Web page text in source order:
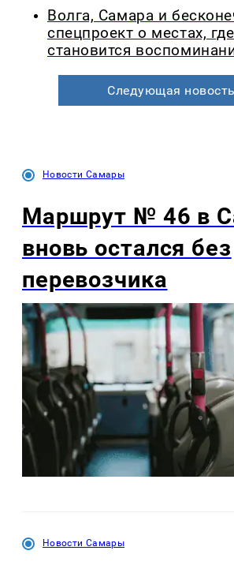
Волга, Самара и
спецпроект о местах,
становится
Следующая
Новости Самары
Маршрут № 46 в
вновь остался без
перевозчика
Новости Самары